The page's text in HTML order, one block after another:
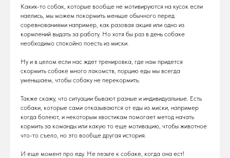
Каких-то собак, которые вообще не мотивируются на кусок если
наелись, мы можем покормить меньше обычного перед
соревнованиями например, как разовая акция или одно из
кормлений выдать за работу. Но хотя бы раз в день собаке
необходимо спокойно поесть из миски.
Ну и в целом если нас ждет тренировка, где нам придется
скормить собаке много лакомств, порцию еды мы всегда
уменьшаем, чтобы собаку не перекормить.
Также скажу, что ситуации бывают разные и индивидуальные. Есть
собаки, которые сами отказываются от еды из миски, например
когда болеют, и некоторым хвостикам помогает метод начать
кормить за команды или какую то еще мотивацию, чтобы животное
что-то съело, но это вообще другая история.
И еще момент про еду. Не лезьте к собаке, когда она ест!